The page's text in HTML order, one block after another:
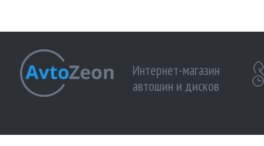
Интернет-магазин
автошин и дисков